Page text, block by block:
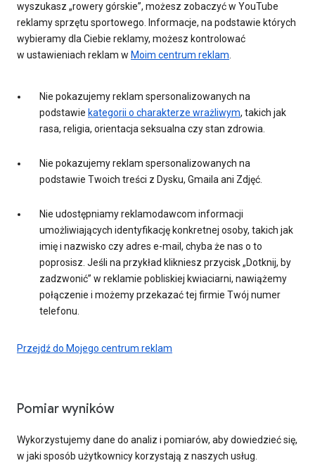
wyszukasz „rowery górskie”, możesz zobaczyć w YouTube
reklamy sprzętu sportowego. Informacje, na podstawie których
wybieramy dla Ciebie reklamy, możesz kontrolować
w ustawieniach reklam w Moim centrum reklam
Nie pokazujemy reklam spersonalizowanych na
podstawie kategorii o charakterze wrażliwym, takich jak
rasa, religia, orientacja seksualna czy stan zdrowia.
Nie pokazujemy reklam spersonalizowanych na
podstawie Twoich treści z Dysku, Gmaila ani Zdjęć.
Nie udostępniamy reklamodawcom informacji
umożliwiających identyfikację konkretnej osoby, takich jak
imię i nazwisko czy adres e-mail, chyba że nas o to
poprosisz. Jeśli na przykład klikniesz przycisk „Dotknij, by
zadzwonić” w reklamie pobliskiej kwiaciarni, nawiążemy
połączenie i możemy przekazać tej firmie Twój numer
telefonu.
Przejdź do Mojego centrum reklam
Pomiar wyników
Wykorzystujemy dane do analiz i pomiarów, aby dowiedzieć się,
w jaki sposób użytkownicy korzystają z naszych usług.